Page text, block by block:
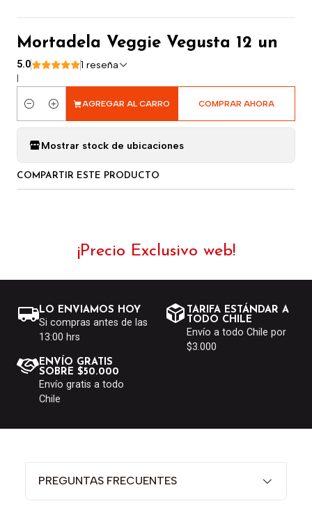
Mortadela Veggie Vegusta 12 un
5.0 1 reseña
|
Cantidad
AGREGAR AL CARRO COMPRAR AHORA
Mostrar stock de ubicaciones
COMPARTIR ESTE PRODUCTO
¡Precio Exclusivo web!
LO ENVIAMOS HOY
Si compras antes de las
13:00 hrs
TARIFA ESTÁNDAR A
TODO CHILE
Envío a todo Chile por
$3.000
ENVÍO GRATIS
SOBRE $50.000
Envío gratis a todo
Chile
PREGUNTAS FRECUENTES